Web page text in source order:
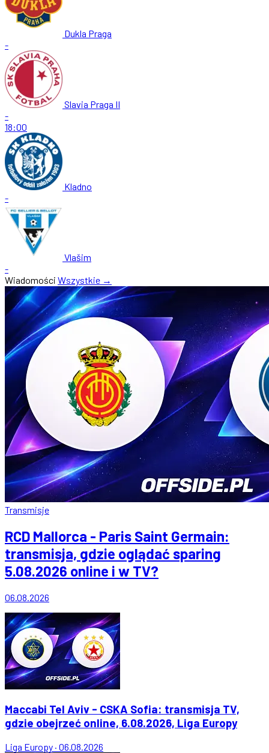
Dukla Praga
-
Slavia Praga II
-
18:00
Kladno
-
Vlašim
-
Wiadomości Wszystkie →
Transmisje
RCD Mallorca - Paris Saint Germain:
transmisja, gdzie oglądać sparing
5.08.2026 online i w TV?
06.08.2026
Maccabi Tel Aviv - CSKA Sofia: transmisja TV,
gdzie obejrzeć online, 6.08.2026, Liga Europy
Liga Europy · 06.08.2026